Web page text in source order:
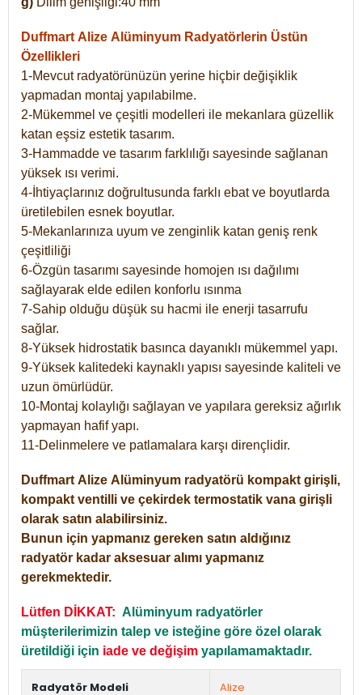
Duffmart Alize Alüminyum Radyatörlerin Üstün
Özellikleri
1-Mevcut radyatörünüzün yerine hiçbir değişiklik
yapmadan montaj yapılabilme.
2-Mükemmel ve çeşitli modelleri ile mekanlara güzellik
katan eşsiz estetik tasarım.
3-Hammadde ve tasarım farklılığı sayesinde sağlanan
yüksek ısı verimi.
4-İhtiyaçlarınız doğrultusunda farklı ebat ve boyutlarda
üretilebilen esnek boyutlar.
5-Mekanlarınıza uyum ve zenginlik katan geniş renk
çeşitliliği
6-Özgün tasarımı sayesinde homojen ısı dağılımı
sağlayarak elde edilen konforlu ısınma
7-Sahip olduğu düşük su hacmi ile enerji tasarrufu
sağlar.
8-Yüksek hidrostatik basınca dayanıklı mükemmel yapı.
9-Yüksek kalitedeki kaynaklı yapısı sayesinde kaliteli ve
uzun ömürlüdür.
10-Montaj kolaylığı sağlayan ve yapılara gereksiz ağırlık
yapmayan hafif yapı.
11-Delinmelere ve patlamalara karşı dirençlidir.
Duffmart Alize Alüminyum radyatörü kompakt girişli,
kompakt ventilli ve çekirdek termostatik vana girişli
olarak satın alabilirsiniz.
Bunun için yapmanız gereken satın aldığınız
radyatör kadar aksesuar alımı yapmanız
gerekmektedir.
Lütfen DİKKAT: Alüminyum radyatörler
müşterilerimizin talep ve isteğine göre özel olarak
üretildiği için iade ve değişim yapılamamaktadır.
Radyatör Modeli Alize